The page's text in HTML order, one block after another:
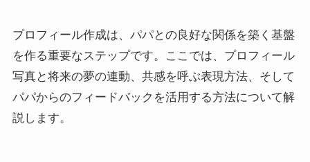
プロフィール作成は、パパとの良好な関係を築く基盤
を作る重要なステップです。ここでは、プロフィール
写真と将来の夢の連動、共感を呼ぶ表現方法、そして
パパからのフィードバックを活用する方法について解
説します。